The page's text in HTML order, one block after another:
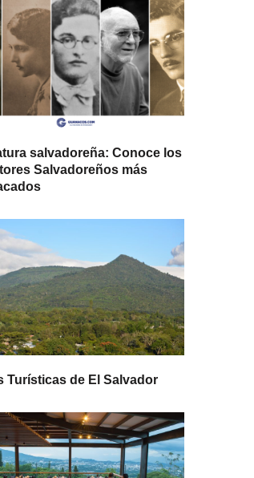
salvadoreña: Conoce los
Salvadoreños más
Turísticas de El Salvador